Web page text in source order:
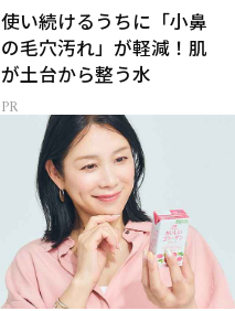
使い続けるうちに「小鼻
の毛穴汚れ」が軽減！肌
が土台から整う水